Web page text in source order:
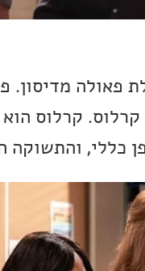
פאולה מדיסון.
קרלוס הוא
כללי, והתשוקה